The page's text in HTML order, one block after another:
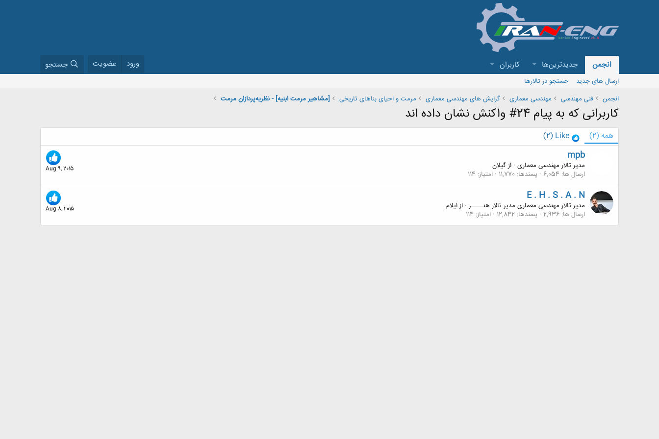
انجمن جدیدترین‌ها کاربران ورود عضویت جستجو
ارسال های جدید
جستجو در تالارها
انجمن
فنی مهندسی مهندسی معماری گرایش های مهندسی معماری مرمت و احیای بناهای تاریخی [مشاهیر مرمت ابنیه] - نظريه‌پردازان مرمت
کاربرانی که به پیام 24# واکنش نشان داده اند
همه (2)
Like
(2)
Aug 9, 2015
mpb
مدیر تالار مهندسی معماری · ازگیلان
ارسال ها 6,054 پسندها 11,770 امتیاز 114
Aug 8, 2015
E . H . S . A . N
مدیر تالار مهندسی معماری مدیر تالار هنـــــر · ازایلام
ارسال ها 2,936 پسندها 12,842 امتیاز 114